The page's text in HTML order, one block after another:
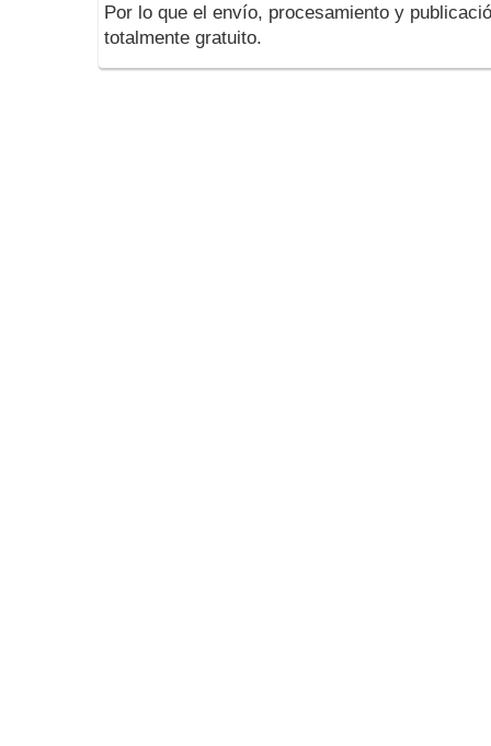
Por lo que el envío, procesamiento y
totalmente gratuito.